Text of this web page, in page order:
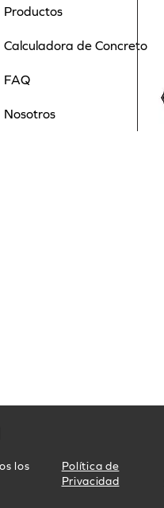
Productos
Calculadora de Concreto
FAQ
Nosotros
los
Política de
Privacidad